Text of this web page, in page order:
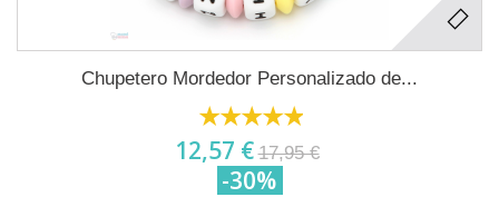
Chupetero Mordedor Personalizado de...
12,57 € 17,95 €
-30%